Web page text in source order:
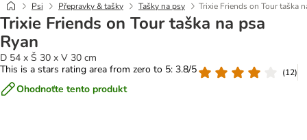
Psi Přepravky & tašky Tašky na psy Trixie Friends on Tour taška
Trixie Friends on Tour taška na psa
Ryan
D 54 x Š 30 x V 30 cm
This is a stars rating area from zero to 5: 3.8/5
(12)
Ohodnoťte tento produkt